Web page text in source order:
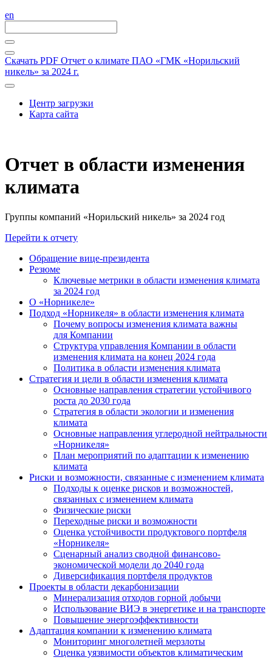
en
Скачать PDF Отчет о климате ПАО «ГМК «Норильский
никель» за 2024 г.
Центр загрузки
Карта сайта
Отчет в области изменения
климата
Группы компаний «Норильский никель» за 2024 год
Перейти к отчету
Обращение вице-президента
Резюме
Ключевые метрики в области изменения климата
за 2024 год
О «Норникеле»
Подход «Норникеля» в области изменения климата
Почему вопросы изменения климата важны
для Компании
Структура управления Компании в области
изменения климата на конец 2024 года
Политика в области изменения климата
Стратегия и цели в области изменения климата
Основные направления стратегии устойчивого
роста до 2030 года
Стратегия в области экологии и изменения
климата
Основные направления углеродной нейтральности
«Норникеля»
План мероприятий по адаптации к изменению
климата
Риски и возможности, связанные с изменением климата
Подходы к оценке рисков и возможностей,
связанных с изменением климата
Физические риски
Переходные риски и возможности
Оценка устойчивости продуктового портфеля
«Норникеля»
Сценарный анализ сводной финансово-
экономической модели до 2040 года
Диверсификация портфеля продуктов
Проекты в области декарбонизации
Минерализация отходов горной добычи
Использование ВИЭ в энергетике и на транспорте
Повышение энергоэффективности
Адаптация компании к изменению климата
Мониторинг многолетней мерзлоты
Оценка уязвимости объектов климатическим